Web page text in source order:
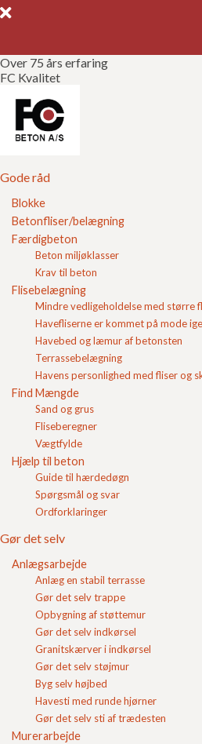
Over 75 års erfaring
FC Kvalitet
Gode råd
Blokke
Betonfliser/belægning
Færdigbeton
Beton miljøklasser
Krav til beton
Flisebelægning
Mindre vedligeholdelse med større
Havefliserne er kommet på mode
Havebed og læmur af betonsten
Terrassebelægning
Havens personlighed med fliser og
Find Mængde
Sand og grus
Fliseberegner
Vægtfylde
Hjælp til beton
Guide til hærdedøgn
Spørgsmål og svar
Ordforklaringer
Gør det selv
Anlægsarbejde
Anlæg en stabil terrasse
Gør det selv trappe
Opbygning af støttemur
Gør det selv indkørsel
Granitskærver i indkørsel
Gør det selv støjmur
Byg selv højbed
Havesti med runde hjørner
Gør det selv sti af trædesten
Murerarbejde
Gode råd
Gør det selv
Kvalitetssikring
Brochurer
Referencer
Om FC
Kontakt
Login
Indkøbskurv
Lecaplader
Lecaplader er et praktisk og
der er særligt velegnet til
vægge og skillerum. Pladerne er
giver en hurtig og effektiv
renovering og nybyg.
Lecaplader til limning 40 x
60 x 10
Pris pr. stk 48,76
Se produkt
Det er hurtigt og nemt at
med lecaplader, som limes
Det gør Lecaplader ideelle til
samt professionelle løsninger.
Anvendelse af leca pladerne
Teknisk information om